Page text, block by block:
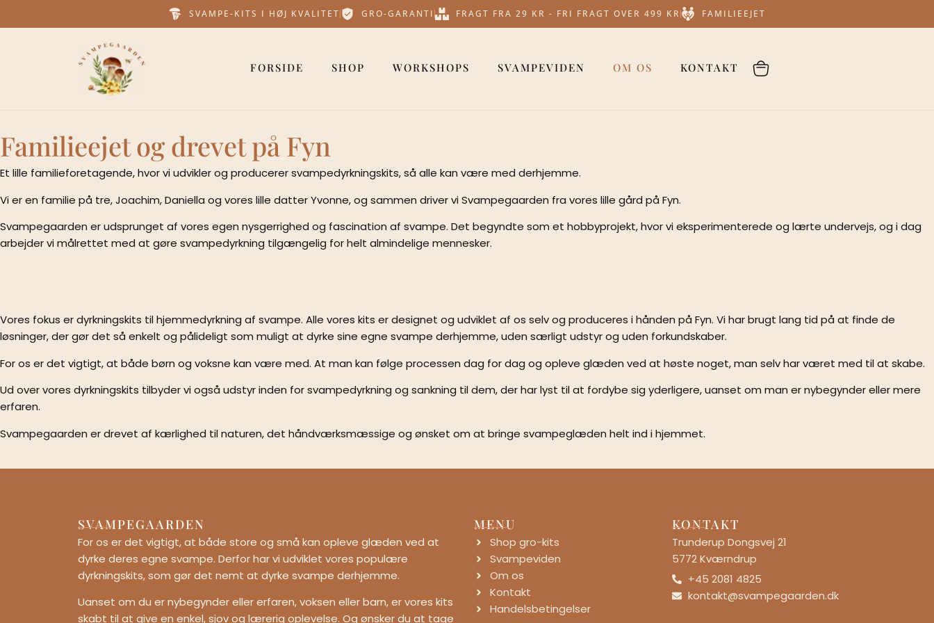
SVAMPE-KITS I HØJ KVALITET GRO-GARANTI FRAGT FRA 29 KR - FRI FRAGT OVER 499 KR FAMILIEEJET
FORSIDE SHOP WORKSHOPS SVAMPEVIDEN OM OS KONTAKT
Familieejet og drevet på Fyn
Et lille familieforetagende, hvor vi udvikler og producerer svampedyrkningskits, så alle kan være med derhjemme.
Vi er en familie på tre, Joachim, Daniella og vores lille datter Yvonne, og sammen driver vi Svampegaarden fra vores lille gård på Fyn.
Svampegaarden er udsprunget af vores egen nysgerrighed og fascination af svampe. Det begyndte som et hobbyprojekt, hvor vi eksperimenterede og lærte undervejs, og i dag
arbejder vi målrettet med at gøre svampedyrkning tilgængelig for helt almindelige mennesker.
Vores fokus er dyrkningskits til hjemmedyrkning af svampe. Alle vores kits er designet og udviklet af os selv og produceres i hånden på Fyn. Vi har brugt lang tid på at finde de
løsninger, der gør det så enkelt og pålideligt som muligt at dyrke sine egne svampe derhjemme, uden særligt udstyr og uden forkundskaber.
For os er det vigtigt, at både børn og voksne kan være med. At man kan følge processen dag for dag og opleve glæden ved at høste noget, man selv har været med til at skabe.
Ud over vores dyrkningskits tilbyder vi også udstyr inden for svampedyrkning og sankning til dem, der har lyst til at fordybe sig yderligere, uanset om man er nybegynder eller mere
erfaren.
Svampegaarden er drevet af kærlighed til naturen, det håndværksmæssige og ønsket om at bringe svampeglæden helt ind i hjemmet.
SVAMPEGAARDEN
For os er det vigtigt, at både store og små kan opleve glæden ved at
dyrke deres egne svampe. Derfor har vi udviklet vores populære
dyrkningskits, som gør det nemt at dyrke svampe derhjemme.
Uanset om du er nybegynder eller erfaren, voksen eller barn, er vores kits
skabt til at give en enkel, sjov og lærerig oplevelse. Og ønsker du at tage
MENU
Shop gro-kits
Svampeviden
Om os
Kontakt
Handelsbetingelser
KONTAKT
Trunderup Dongsvej 21
5772 Kværndrup
+45 2081 4825
kontakt@svampegaarden.dk